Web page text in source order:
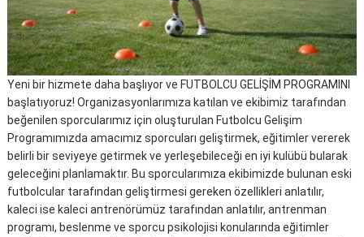
Yeni bir hizmete daha başlıyor ve FUTBOLCU GELİŞİM PROGRAMINI
başlatıyoruz! Organizasyonlarımıza katılan ve ekibimiz tarafından
beğenilen sporcularımız için oluşturulan Futbolcu Gelişim
Programımızda amacımız sporcuları geliştirmek, eğitimler vererek
belirli bir seviyeye getirmek ve yerleşebileceği en iyi kulübü bularak
geleceğini planlamaktır. Bu sporcularımıza ekibimizde bulunan eski
futbolcular tarafından geliştirmesi gereken özellikleri anlatılır,
kaleci ise kaleci antrenörümüz tarafından anlatılır, antrenman
programı, beslenme ve sporcu psikolojisi konularında eğitimler